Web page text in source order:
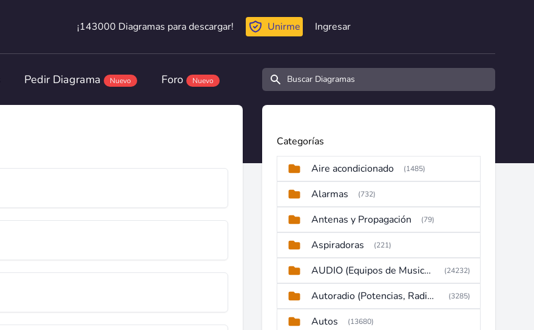
¡143000 Diagramas para descargar!
¡143000 Diagramas para descargar! Unirme Ingresar
Pedir Diagrama Nuevo Foro Nuevo Buscar diagramas y manuales
Categorías
Aire acondicionado (1485)
Alarmas (732)
Antenas y Propagación (79)
Aspiradoras (221)
AUDIO (Equipos de Musica, Amplificadores, Reproductores, Etc) (24232)
Autoradio (Potencias, Radios y DVD) (3285)
Autos (13680)